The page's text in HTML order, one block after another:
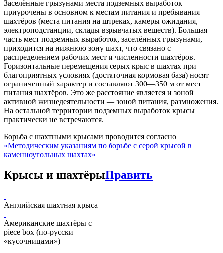
Заселённые грызунами места подземных выработок
приурочены в основном к местам питания и пребывания
шахтёров (места питания на штреках, камеры ожидания,
электроподстанции, склады взрывчатых веществ). Большая
часть мест подземных выработок, заселённых грызунами,
приходится на нижнюю зону шахт, что связано с
распределением рабочих мест и численности шахтёров.
Горизонтальные перемещения серых крыс в шахтах при
благоприятных условиях (достаточная кормовая база) носят
ограниченный характер и составляют 300—350 м от мест
питания шахтёров. Это же расстояние является и зоной
активной жизнедеятельности — зоной питания, размножения.
На остальной территории подземных выработок крысы
практически не встречаются.
Борьба с шахтными крысами проводится согласно
«Методическим указаниям по борьбе с серой крысой в
каменноугольных шахтах»
Крысы и шахтёрыПравить
Английская шахтная крыса
Американские шахтёры с
piece box (по-русски —
«кусочницами»)